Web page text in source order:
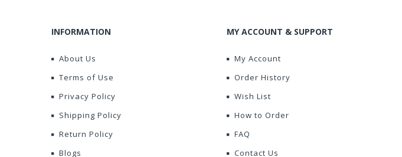
INFORMATION
About Us
Terms of Use
Privacy Policy
Shipping Policy
Return Policy
Blogs
MY ACCOUNT & SUPPORT
My Account
Order History
Wish List
How to Order
FAQ
Contact Us